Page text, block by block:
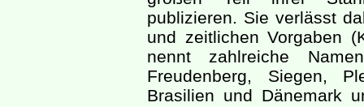
publizieren. Sie verlässt
und zeitlichen Vorgaben
nennt zahlreiche
Freudenberg, Siegen,
Brasilien und Dänemark